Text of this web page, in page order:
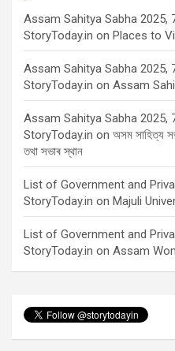
Assam Sahitya Sabha 2025,
StoryToday.in on Places to
Assam Sahitya Sabha 2025,
StoryToday.in on Assam
Assam Sahitya Sabha 2025,
StoryToday.in on অসম সাহিত্য
তথা সভাৰ স্থান
List of Government and
StoryToday.in on Majuli
List of Government and
StoryToday.in on Assam